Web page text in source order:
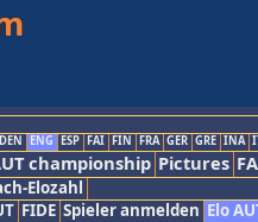
DEN ENG ESP FAI FIN FRA GER GRE INA
championship Pictures
Elozahl
FIDE Spieler anmelden Elo